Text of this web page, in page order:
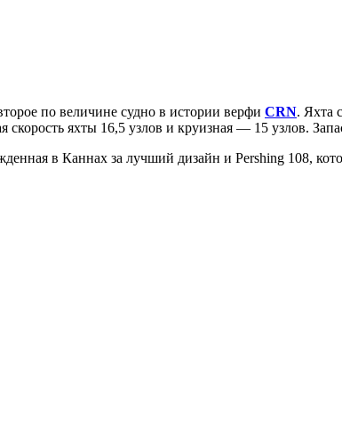
по величине судно в истории верфи CRN. Яхта
яхты 16,5 узлов и круизная — 15 узлов.
в Каннах за лучший дизайн и Pershing 108,